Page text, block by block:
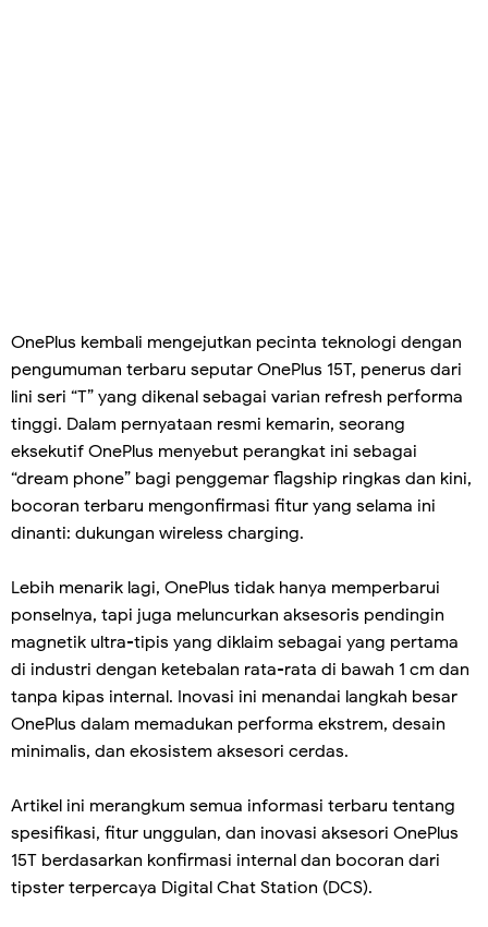
OnePlus kembali mengejutkan pecinta teknologi dengan
pengumuman terbaru seputar OnePlus 15T, penerus dari
lini seri “T” yang dikenal sebagai varian refresh performa
tinggi. Dalam pernyataan resmi kemarin, seorang
eksekutif OnePlus menyebut perangkat ini sebagai
“dream phone” bagi penggemar flagship ringkas dan kini,
bocoran terbaru mengonfirmasi fitur yang selama ini
dinanti: dukungan wireless charging.
Lebih menarik lagi, OnePlus tidak hanya memperbarui
ponselnya, tapi juga meluncurkan aksesoris pendingin
magnetik ultra-tipis yang diklaim sebagai yang pertama
di industri dengan ketebalan rata-rata di bawah 1 cm dan
tanpa kipas internal. Inovasi ini menandai langkah besar
OnePlus dalam memadukan performa ekstrem, desain
minimalis, dan ekosistem aksesori cerdas.
Artikel ini merangkum semua informasi terbaru tentang
spesifikasi, fitur unggulan, dan inovasi aksesori OnePlus
15T berdasarkan konfirmasi internal dan bocoran dari
tipster terpercaya Digital Chat Station (DCS).